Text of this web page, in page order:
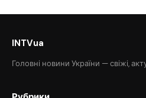
INTVua
Головні новини України — свіжі,